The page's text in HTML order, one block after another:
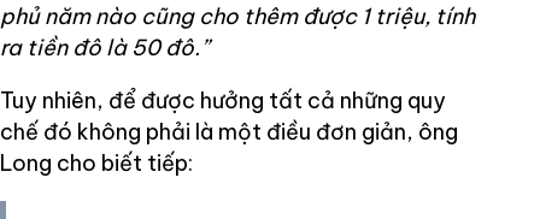
phủ năm nào cũng cho thêm được 1 triệu, tính
ra tiền đô là 50 đô.”
Tuy nhiên, để được hưởng tất cả những quy
chế đó không phải là một điều đơn giản, ông
Long cho biết tiếp: